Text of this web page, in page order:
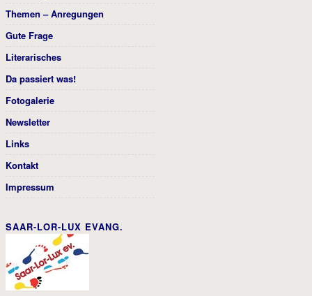
Themen – Anregungen
Gute Frage
Literarisches
Da passiert was!
Fotogalerie
Newsletter
Links
Kontakt
Impressum
SAAR-LOR-LUX EVANG.